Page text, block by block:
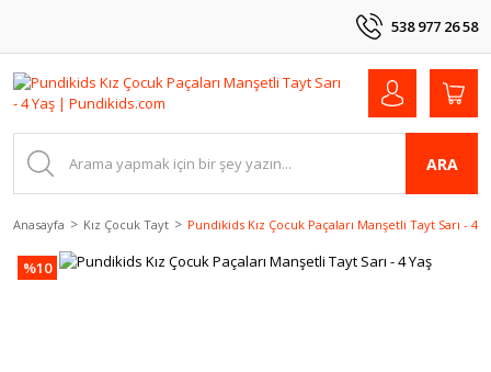
538 977 26 58
ARA
Anasayfa Kız Çocuk Tayt Pundikids Kız Çocuk Paçaları Manşetli Tayt Sarı - 4
%10